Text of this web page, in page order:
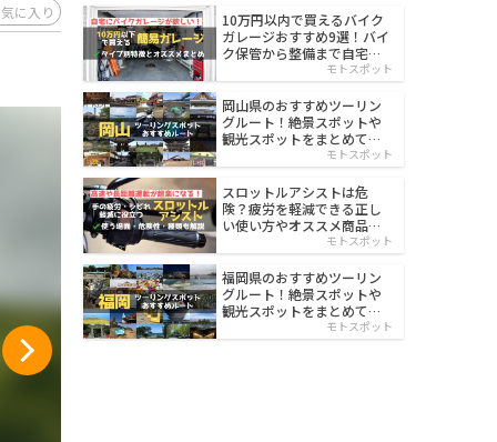
に入り
10万円以内で買えるバイク
ガレージおすすめ9選！バイ
ク保管から整備まで自宅で
モトスポット
岡山県のおすすめツーリン
グルート！絶景スポットや
観光スポットをまとめて紹
モトスポット
スロットルアシストは危
険？疲労を軽減できる正し
い使い方やオススメ商品を
モトスポット
福岡県のおすすめツーリン
グルート！絶景スポットや
観光スポットをまとめて紹
モトスポット